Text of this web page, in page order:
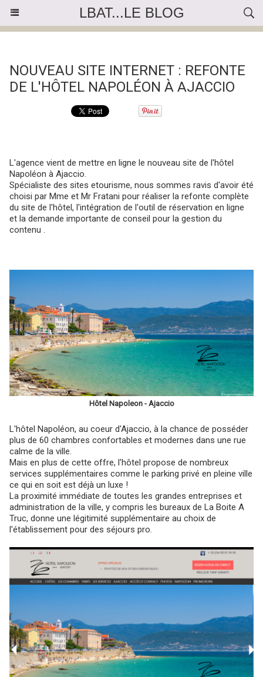
LBAT...LE BLOG
NOUVEAU SITE INTERNET : REFONTE
DE L'HÔTEL NAPOLÉON À AJACCIO
L'agence vient de mettre en ligne le nouveau site de l'hôtel
Napoléon à Ajaccio.
Spécialiste des sites etourisme, nous sommes ravis d'avoir été
choisi par Mme et Mr Fratani pour réaliser la refonte complète
du site de l'hôtel, l'intégration de l'outil de réservation en ligne
et la demande importante de conseil pour la gestion du
contenu .
Hôtel Napoleon - Ajaccio
L'hôtel Napoléon, au coeur d'Ajaccio, à la chance de posséder
plus de 60 chambres confortables et modernes dans une rue
calme de la ville.
Mais en plus de cette offre, l'hôtel propose de nombreux
services supplémentaires comme le parking privé en pleine ville
ce qui en soit est déjà un luxe !
La proximité immédiate de toutes les grandes entreprises et
administration de la ville, y compris les bureaux de La Boite A
Truc, donne une légitimité supplémentaire au choix de
l'établissement pour des séjours pro.